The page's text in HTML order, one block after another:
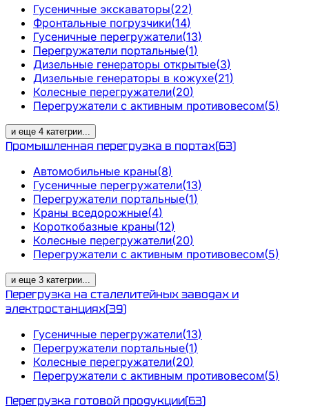
Гусеничные экскаваторы(22)
Фронтальные погрузчики(14)
Гусеничные перегружатели(13)
Перегружатели портальные(1)
Дизельные генераторы открытые(3)
Дизельные генераторы в кожухе(21)
Колесные перегружатели(20)
Перегружатели с активным противовесом(5)
и еще 4 категрии...
Промышленная перегрузка в портах(63)
Автомобильные краны(8)
Гусеничные перегружатели(13)
Перегружатели портальные(1)
Краны вседорожные(4)
Короткобазные краны(12)
Колесные перегружатели(20)
Перегружатели с активным противовесом(5)
и еще 3 категрии...
Перегрузка на сталелитейных заводах и
электростанциях(39)
Гусеничные перегружатели(13)
Перегружатели портальные(1)
Колесные перегружатели(20)
Перегружатели с активным противовесом(5)
Перегрузка готовой продукции(63)